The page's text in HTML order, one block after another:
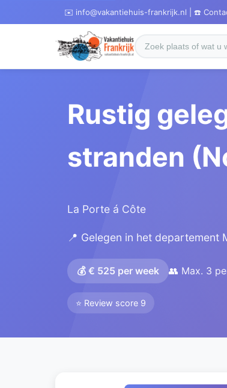
✉️ info@vakantiehuis-frankrijk.nl | ☎️
Rustig
stranden
La Porte á Côte
📍 Gelegen in het
💰 € 525 per week 👥 Max. 3
⭐ Review score 9